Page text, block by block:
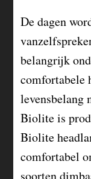
De dagen
belangrijk
comfortabele
levensbelang
Biolite is
Biolite
comfortabel
soorten